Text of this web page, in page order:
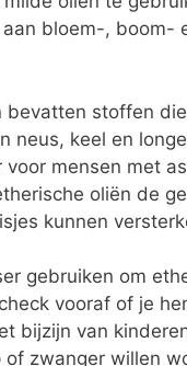
bloem-, boom-
bevatten stoffen
neus, keel en
voor mensen met
oliën de
kunnen
gebruiken om
vooraf of je
bijzijn van
of zwanger willen